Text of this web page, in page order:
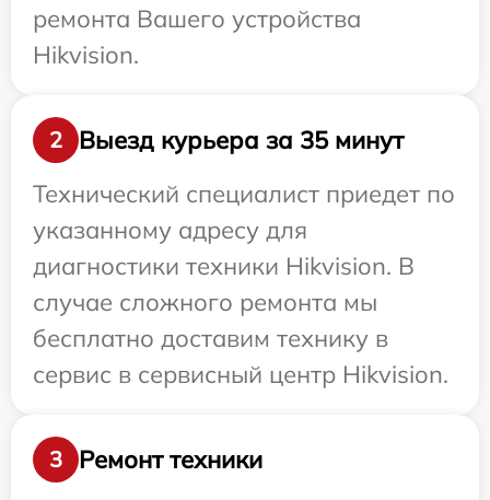
ремонта Вашего устройства
Hikvision.
2
Выезд курьера за 35 минут
Технический специалист приедет по
указанному адресу для
диагностики техники Hikvision. В
случае сложного ремонта мы
бесплатно доставим технику в
сервис в сервисный центр Hikvision.
3
Ремонт техники